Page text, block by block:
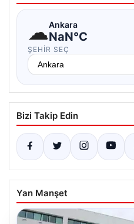
☁Ankara
NaN°C
ŞEHIR SEÇ
Bizi Takip Edin
Yan Manşet